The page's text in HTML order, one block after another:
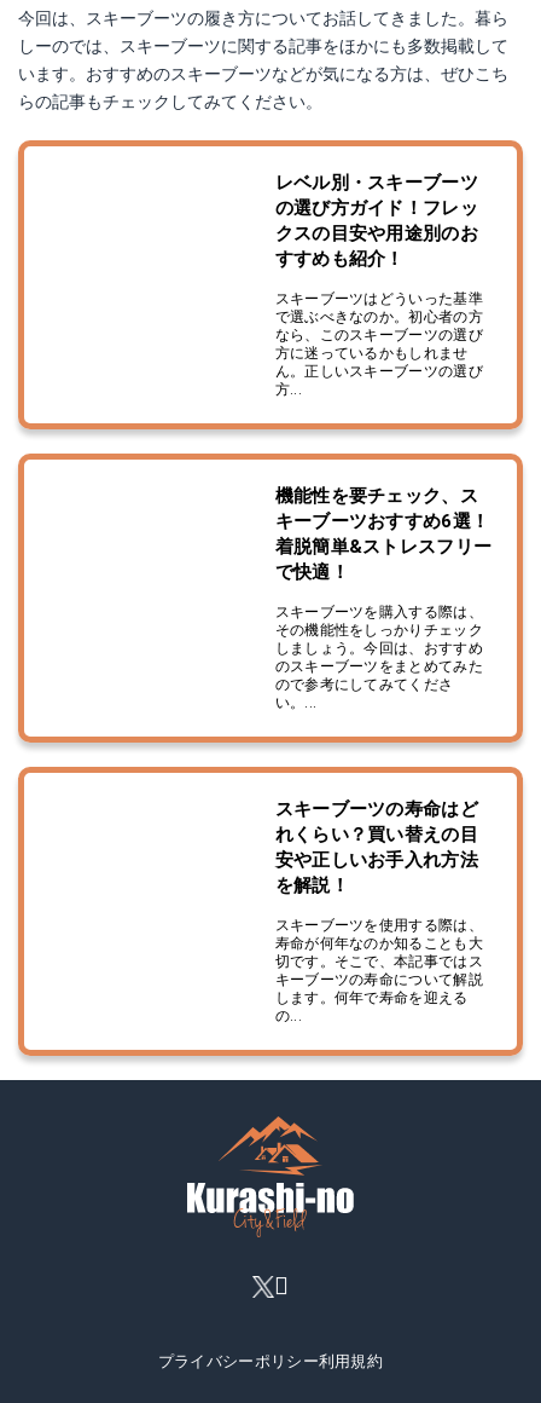
今回は、スキーブーツの履き方についてお話してきました。暮ら
しーのでは、スキーブーツに関する記事をほかにも多数掲載して
います。おすすめのスキーブーツなどが気になる方は、ぜひこち
らの記事もチェックしてみてください。
レベル別・スキーブーツ
の選び方ガイド！フレッ
クスの目安や用途別のお
すすめも紹介！
スキーブーツはどういった基準
で選ぶべきなのか。初心者の方
なら、このスキーブーツの選び
方に迷っているかもしれませ
ん。正しいスキーブーツの選び
方...
機能性を要チェック、ス
キーブーツおすすめ6選！
着脱簡単&ストレスフリー
で快適！
スキーブーツを購入する際は、
その機能性をしっかりチェック
しましょう。今回は、おすすめ
のスキーブーツをまとめてみた
ので参考にしてみてくださ
い。...
スキーブーツの寿命はど
れくらい？買い替えの目
安や正しいお手入れ方法
を解説！
スキーブーツを使用する際は、
寿命が何年なのか知ることも大
切です。そこで、本記事ではス
キーブーツの寿命について解説
します。何年で寿命を迎える
の...
プライバシーポリシー利用規約